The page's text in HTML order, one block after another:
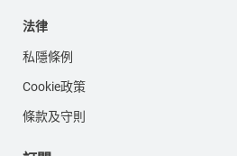
法律
私隱條例
Cookie政策
條款及守則